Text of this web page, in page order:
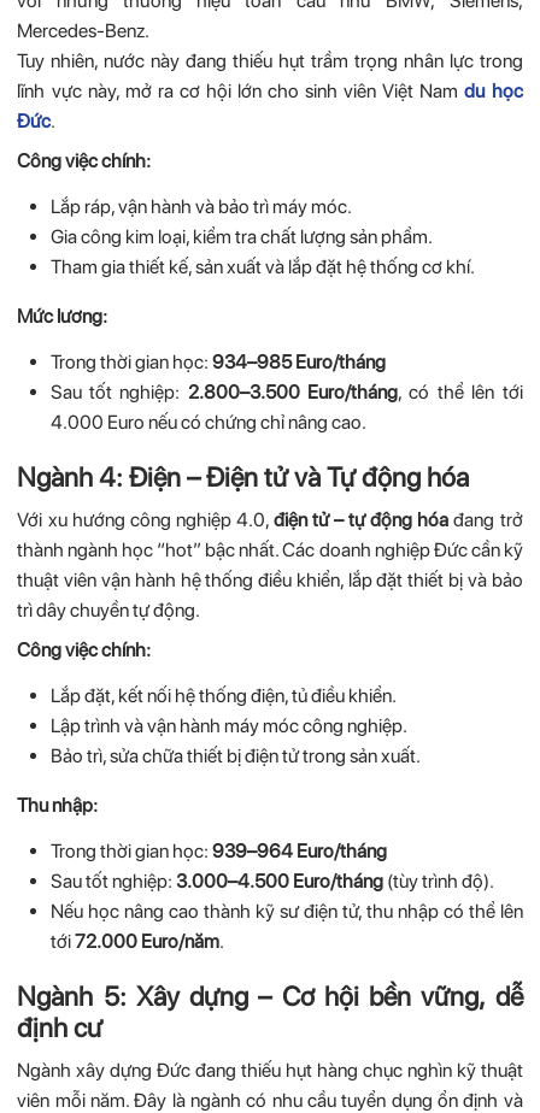
Mercedes-Benz.
Tuy nhiên, nước này đang thiếu hụt trầm trọng nhân lực trong
lĩnh vực này, mở ra cơ hội lớn cho sinh viên Việt Namdu học
Đức.
Công việc chính:
Lắp ráp, vận hành và bảo trì máy móc.
Gia công kim loại, kiểm tra chất lượng sản phẩm.
Tham gia thiết kế, sản xuất và lắp đặt hệ thống cơ khí.
Mức lương:
Trong thời gian học: 934–985 Euro/tháng
Sau tốt nghiệp: 2.800–3.500 Euro/tháng, có thể lên tới
4.000 Euro nếu có chứng chỉ nâng cao.
Ngành 4: Điện – Điện tử và Tự động hóa
Với xu hướng công nghiệp 4.0, điện tử – tự động hóa đang trở
thành ngành học “hot” bậc nhất. Các doanh nghiệp Đức cần kỹ
thuật viên vận hành hệ thống điều khiển, lắp đặt thiết bị và bảo
trì dây chuyền tự động.
Công việc chính:
Lắp đặt, kết nối hệ thống điện, tủ điều khiển.
Lập trình và vận hành máy móc công nghiệp.
Bảo trì, sửa chữa thiết bị điện tử trong sản xuất.
Thu nhập:
Trong thời gian học: 939–964 Euro/tháng
Sau tốt nghiệp: 3.000–4.500 Euro/tháng(tùy trình độ).
Nếu học nâng cao thành kỹ sư điện tử, thu nhập có thể lên
tới72.000 Euro/năm.
Ngành 5: Xây dựng – Cơ hội bền vững, dễ
định cư
Ngành xây dựng Đức đang thiếu hụt hàng chục nghìn kỹ thuật
viên mỗi năm. Đây là ngành có nhu cầu tuyển dụng ổn định và